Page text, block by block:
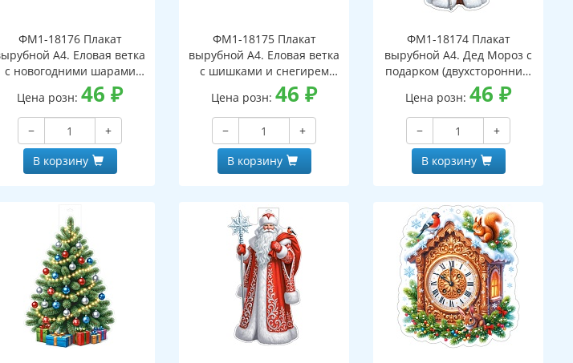
ФМ1-18176 Плакат
А4. Еловая ветка
с новогодними шарами
(двухсторонний, ВД-лак)
Цена розн:46₽
−
+
В корзину
ФМ1-18175 Плакат
вырубной А4. Еловая ветка
с шишками и снегирем
(двухсторонний, ВД-лак)
Цена розн:46₽
−
+
В корзину
ФМ1-18174 Плакат
вырубной А4. Дед Мороз с
подарком (двухсторонний,
ВД-лак)
Цена розн:46₽
−
+
В корзину